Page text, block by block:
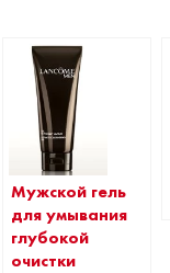
Мужской гель
для умывания
глубокой
очистки